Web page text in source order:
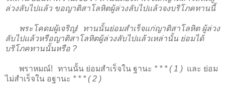
ล่วงลับไปแล้ว ขอญาติสาโลหิตผู้ล่วงลับไปแล้วจงบริโภคทานนี้
พระโคดมผู้เจริญ! ทานนั้นย่อมสำเร็จแก่ญาติสาโลหิต ผู้ล่วง
ลับไปแล้วหรือญาติสาโลหิตผู้ล่วงลับไปแล้วเหล่านั้น ย่อมได้
บริโภคทานนั้นหรือ ?
พราหมณ์! ทานนั้น ย่อมสำเร็จใน ฐานะ * * * ( 1 ) และ ย่อม
ไม่สำเร็จใน อฐานะ * * * ( 2 )